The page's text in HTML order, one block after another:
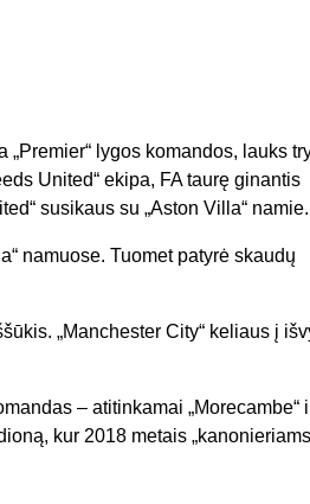
lygos komandos, lauks
United“ ekipa, FA taurę ginantis
susikaus su „Aston Villa“ namie.
namuose. Tuomet patyrė skaudų
„Manchester City“ keliaus į
– atitinkamai „Morecambe“
kur 2018 metais